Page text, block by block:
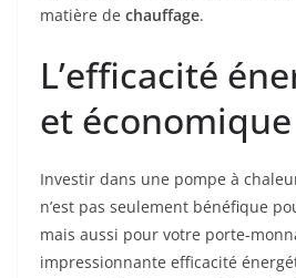
matière de chauffage.
L’efficacité
et économique
Investir dans une pompe à
n’est pas seulement bénéfique
mais aussi pour votre porte-
impressionnante efficacité